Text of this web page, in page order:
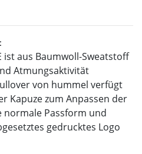
ist aus Baumwoll-Sweatstoff
Atmungsaktivität
von hummel verfügt
Kapuze zum Anpassen der
normale Passform und
gedrucktes Logo